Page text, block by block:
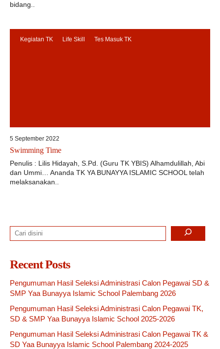
bidang..
Kegiatan TK Life Skill Tes Masuk TK
5 September 2022
Swimming Time
Penulis : Lilis Hidayah, S.Pd. (Guru TK YBIS) Alhamdulillah, Abi
dan Ummi… Ananda TK YA BUNAYYA ISLAMIC SCHOOL telah
melaksanakan..
Search
Recent Posts
Pengumuman Hasil Seleksi Administrasi Calon Pegawai SD &
SMP Yaa Bunayya Islamic School Palembang 2026
Pengumuman Hasil Seleksi Administrasi Calon Pegawai TK,
SD & SMP Yaa Bunayya Islamic School 2025-2026
Pengumuman Hasil Seleksi Administrasi Calon Pegawai TK &
SD Yaa Bunayya Islamic School Palembang 2024-2025